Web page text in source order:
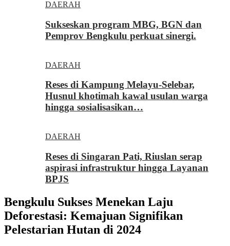
DAERAH
Sukseskan program MBG, BGN dan
Pemprov Bengkulu perkuat sinergi.
DAERAH
Reses di Kampung Melayu-Selebar,
Husnul khotimah kawal usulan warga
hingga sosialisasikan…
DAERAH
Reses di Singaran Pati, Riuslan serap
aspirasi infrastruktur hingga Layanan
BPJS
Bengkulu Sukses Menekan Laju
Deforestasi: Kemajuan Signifikan
Pelestarian Hutan di 2024